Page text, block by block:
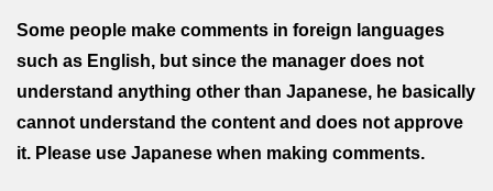
Some people make comments in foreign languages
such as English, but since the manager does not
understand anything other than Japanese, he basically
cannot understand the content and does not approve
it. Please use Japanese when making comments.